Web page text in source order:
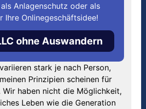
Anlagenschutz oder als
Ihre Onlinegeschäftsidee!
ohne Auswandern
stark je nach Person,
Prinzipien scheinen für
Wir haben nicht die Möglichkeit,
Leben wie die Generation